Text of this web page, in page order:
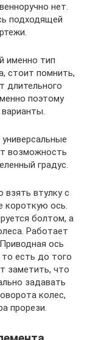
нет.
подходящей
именно тип
стоит помнить,
длительного
поэтому
возможность
градус.
втулку с
короткую ось.
болтом, а
Работает
ось
есть до того
заметить, что
задавать
колес,
прорези.